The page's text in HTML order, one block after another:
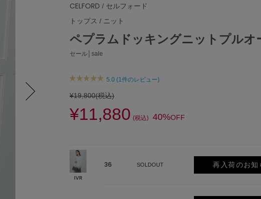
CELFORD / セルフォード
トップス / ニット
ペプラムドッキングニットプルオ
セール│sale
5.0 (1件のレビュー)
¥19,800(税込)
¥11,880 (税込) 40%OFF
IVR
36 SOLDOUT 再入荷のお知